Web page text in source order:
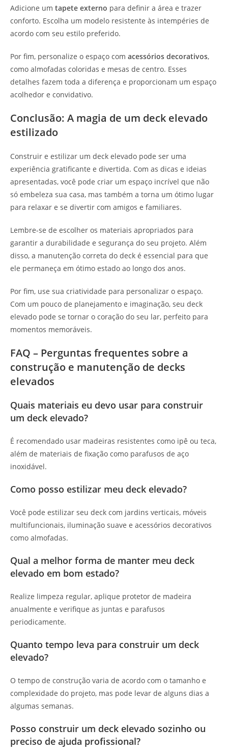
Adicione um tapete externo para definir a área e trazer
conforto. Escolha um modelo resistente às intempéries de
acordo com seu estilo preferido.
Por fim, personalize o espaço com acessórios decorativos,
como almofadas coloridas e mesas de centro. Esses
detalhes fazem toda a diferença e proporcionam um espaço
acolhedor e convidativo.
Conclusão: A magia de um deck elevado
estilizado
Construir e estilizar um deck elevado pode ser uma
experiência gratificante e divertida. Com as dicas e ideias
apresentadas, você pode criar um espaço incrível que não
só embeleza sua casa, mas também a torna um ótimo lugar
para relaxar e se divertir com amigos e familiares.
Lembre-se de escolher os materiais apropriados para
garantir a durabilidade e segurança do seu projeto. Além
disso, a manutenção correta do deck é essencial para que
ele permaneça em ótimo estado ao longo dos anos.
Por fim, use sua criatividade para personalizar o espaço.
Com um pouco de planejamento e imaginação, seu deck
elevado pode se tornar o coração do seu lar, perfeito para
momentos memoráveis.
FAQ – Perguntas frequentes sobre a
construção e manutenção de decks
elevados
Quais materiais eu devo usar para construir
um deck elevado?
É recomendado usar madeiras resistentes como ipê ou teca,
além de materiais de fixação como parafusos de aço
inoxidável.
Como posso estilizar meu deck elevado?
Você pode estilizar seu deck com jardins verticais, móveis
multifuncionais, iluminação suave e acessórios decorativos
como almofadas.
Qual a melhor forma de manter meu deck
elevado em bom estado?
Realize limpeza regular, aplique protetor de madeira
anualmente e verifique as juntas e parafusos
periodicamente.
Quanto tempo leva para construir um deck
elevado?
O tempo de construção varia de acordo com o tamanho e
complexidade do projeto, mas pode levar de alguns dias a
algumas semanas.
Posso construir um deck elevado sozinho ou
preciso de ajuda profissional?